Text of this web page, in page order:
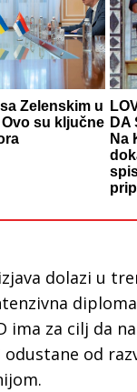
Zelenskim u
Ovo su ključne DA
Na
dolazi u
ima za cilj da
od